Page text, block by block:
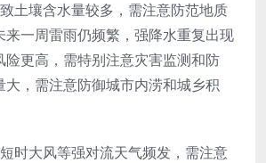
土壤含水量较多，需注意防范地质
来一周雷雨仍频繁，强降水重复出现
险更高，需特别注意灾害监测和防
大，需注意防御城市内涝和城乡积
时大风等强对流天气频发，需注意